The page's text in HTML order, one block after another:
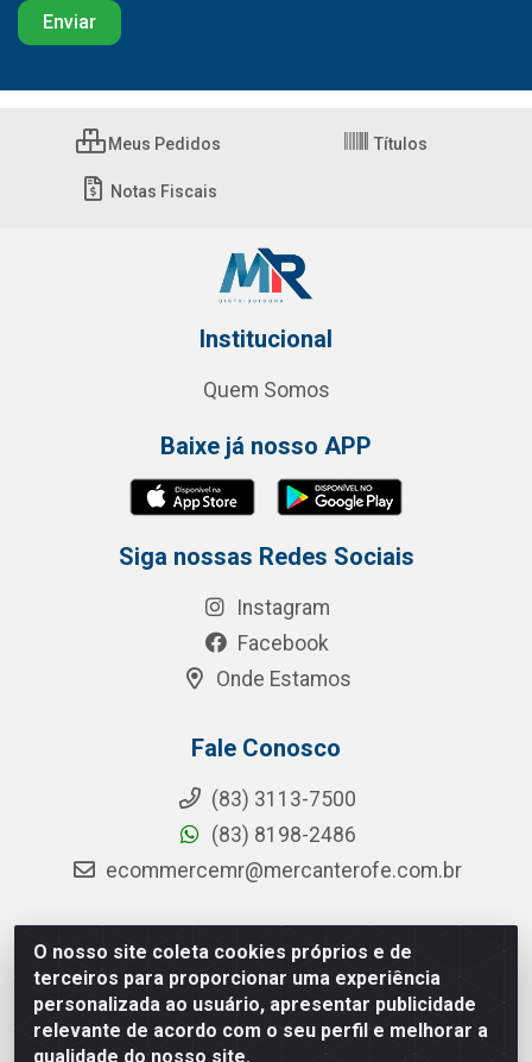
O nosso site coleta cookies próprios e de
terceiros para proporcionar uma experiência
personalizada ao usuário, apresentar publicidade
relevante de acordo com o seu perfil e melhorar a
qualidade do nosso site.
Meus Pedidos Títulos
Notas Fiscais
Institucional
Quem Somos
Baixe já nosso APP
Siga nossas Redes Sociais
Instagram
Facebook
Onde Estamos
Fale Conosco
(83) 3113-7500
(83) 8198-2486
ecommercemr@mercanterofe.com.br
MR Distribuidora - Rua Hortêncio Ribeiro de Luna, 3777 -
Distrito Industrial, João Pessoa/PB - CEP 58081-400 - CNPJ
35.428.312/0001-85